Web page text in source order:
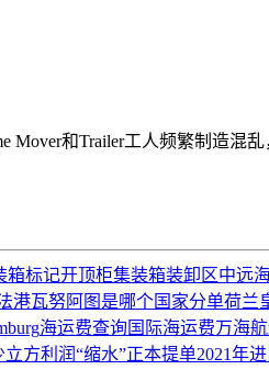
Mover和Trailer工人频繁制造
箱标记开顶柜集装箱装卸区中远
港瓦努阿图是哪个国家分单荷兰
海运费查询国际海运费万海
立方利润“缩水”正本提单2021年